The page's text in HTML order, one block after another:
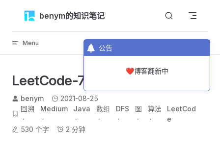
公告
❤️博客翻新中
Skip to contentbenym的知识笔记
Menu 返回顶部
LeetCode-797-所有可能的路径
benym
2021-08-25
回溯
Medium Java 数组 DFS 图 算法
LeetCod
e
530 个字
2 分钟